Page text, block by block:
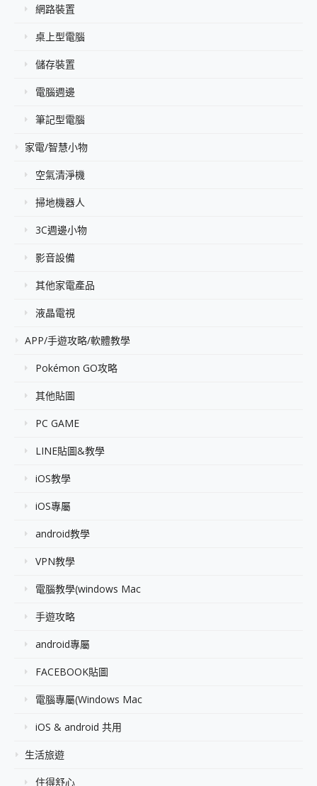
網路裝置
桌上型電腦
儲存裝置
電腦週邊
筆記型電腦
家電/智慧小物
空氣清淨機
掃地機器人
3C週邊小物
影音設備
其他家電產品
液晶電視
APP/手遊攻略/軟體教學
Pokémon GO攻略
其他貼圖
PC GAME
LINE貼圖&教學
iOS教學
iOS專屬
android教學
VPN教學
電腦教學(windows Mac
手遊攻略
android專屬
FACEBOOK貼圖
電腦專屬(Windows Mac
iOS & android 共用
生活旅遊
住得舒心